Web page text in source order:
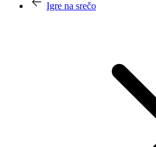
Igre na srečo